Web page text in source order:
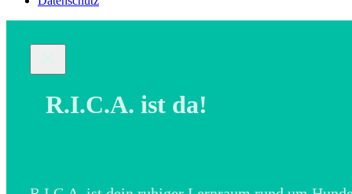
R.I.C.A. ist da!